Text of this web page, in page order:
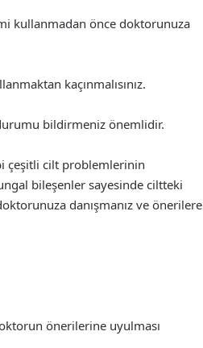
kullanmadan önce doktorunuza
kaçınmalısınız.
bildirmeniz önemlidir.
çeşitli cilt problemlerinin
bileşenler sayesinde ciltteki
danışmanız ve önerilere
önerilerine uyulması